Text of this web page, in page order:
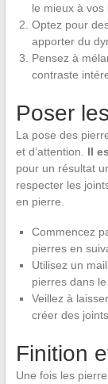
le mieux à vos
Optez pour
apporter du
Pensez à
contraste
Poser
La pose des
et d’attention. Il
pour un résultat
respecter les
en pierre.
Commencez
pierres en
Utilisez un
pierres dans
Veillez à
créer des
Finition
Une fois les